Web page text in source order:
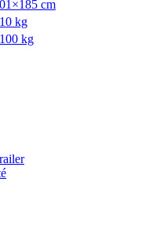
cm
kg
kg